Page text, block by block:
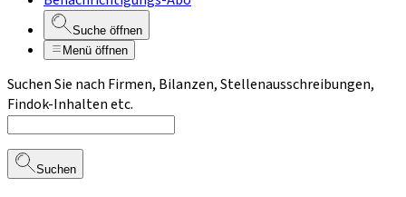
Suche öffnen
Menü öffnen
Suchen Sie nach Firmen, Bilanzen, Stellenausschreibungen,
Findok-Inhalten etc.
Suchen